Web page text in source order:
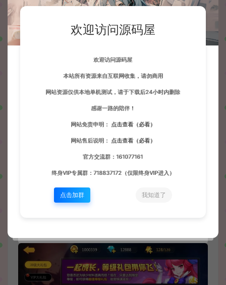
欢迎访问源码屋
欢迎访问源码屋
本站所有资源来自互联网收集，请勿商用
网站资源仅供本地单机测试，请于下载后24小时内删除
感谢一路的陪伴！
网站免责申明： 点击查看（必看）
网站售后说明： 点击查看（必看）
官方交流群：161077161
终身VIP专属群：718837172（仅限终身VIP进入）
点击加群 我知道了